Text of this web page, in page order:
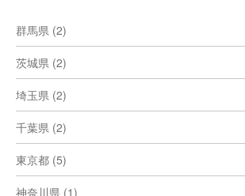
群馬県 (2)
茨城県 (2)
埼玉県 (2)
千葉県 (2)
東京都 (5)
神奈川県 (1)